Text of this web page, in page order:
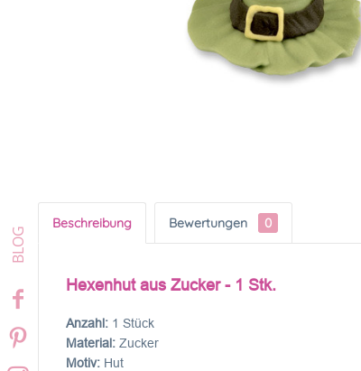
Beschreibung Bewertungen 0
Hexenhut aus Zucker - 1 Stk.
Anzahl: 1 Stück
Material: Zucker
Motiv: Hut